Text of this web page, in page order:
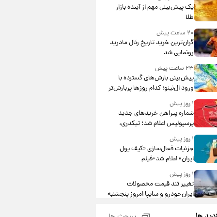
یک پیش‌بینی مهم از آینده بازار
طلا
۲۰ ساعت پیش
گران‌ترین خرید تاریخ رئال مادرید
رونمایی شد
۲۳ ساعت پیش
پیش‌بینی بارش‌های گسترده با
ورود ال‌نینو؛ کدام روزها پربارش‌تر
خواهند بود؟
۱ روز پیش
شماره پیراهن خریدهای جدید
پرسپولیس اعلام شد؛ تیکدری،
محبی و سرگیف با اعداد ویژه
۱ روز پیش
جزئیات فعال‌سازی «کیف پول
ایران» اعلام شد+فیلم
۱ روز پیش
تغییر تند قیمت محصولات
ایران‌خودرو و سایپا امروز پنجشنبه